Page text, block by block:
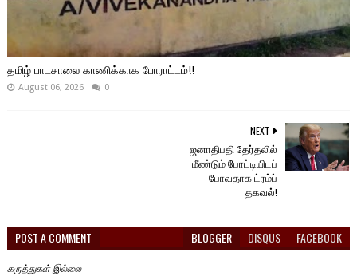
தமிழ் பாடசாலை காணிக்காக போராட்டம்!!
August 06, 2026 0
NEXT
ஜனாதிபதி தேர்தலில்
மீண்டும் போட்டியிடப்
போவதாக ட்ரம்ப்
தகவல்!
POST A COMMENT BLOGGER DISQUS FACEBOOK
கருத்துகள் இல்லை